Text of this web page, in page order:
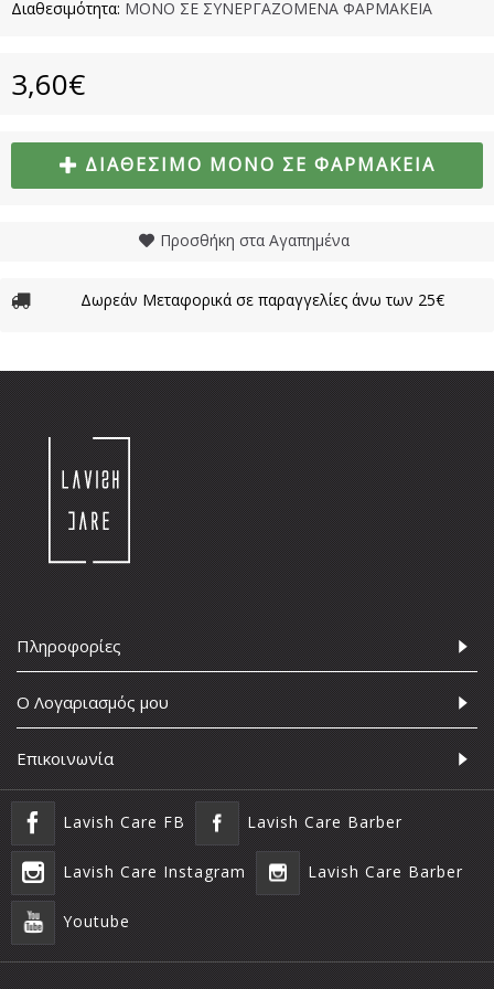
Διαθεσιμότητα: ΜΟΝΟ ΣΕ ΣΥΝΕΡΓΑΖΟΜΕΝΑ ΦΑΡΜΑΚΕΙΑ
3,60€
ΔΙΑΘΈΣΙΜΟ ΜΌΝΟ ΣΕ ΦΑΡΜΑΚΕΊΑ
Προσθήκη στα Αγαπημένα
Δωρεάν Μεταφορικά σε παραγγελίες άνω των 25€
Πληροφορίες
Ο Λογαριασμός μου
Επικοινωνία
Lavish Care FB Lavish Care Barber
Lavish Care Instagram Lavish Care Barber
Youtube